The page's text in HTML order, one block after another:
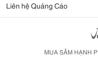
Liên hệ Quảng Cáo
MUA SẮM HẠNH